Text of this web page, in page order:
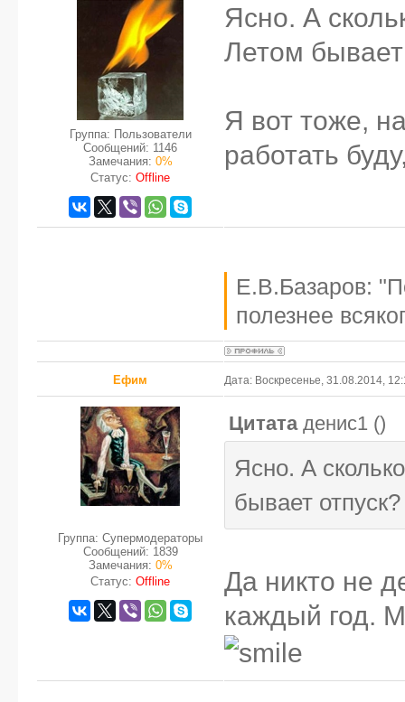
Группа: Пользователи
Сообщений: 1146
Замечания: 0%
Статус: Offline
Ясно. А
Летом
Я вот тоже,
работать
Е.В.Базаров:
полезнее
Ефим Дата: Воскресенье, 31.08.2014,
Группа: Супермодераторы
Сообщений: 1839
Замечания: 0%
Статус: Offline
Цитата денис1 ()
Ясно. А
бывает отпуск?
Да никто не
каждый год.